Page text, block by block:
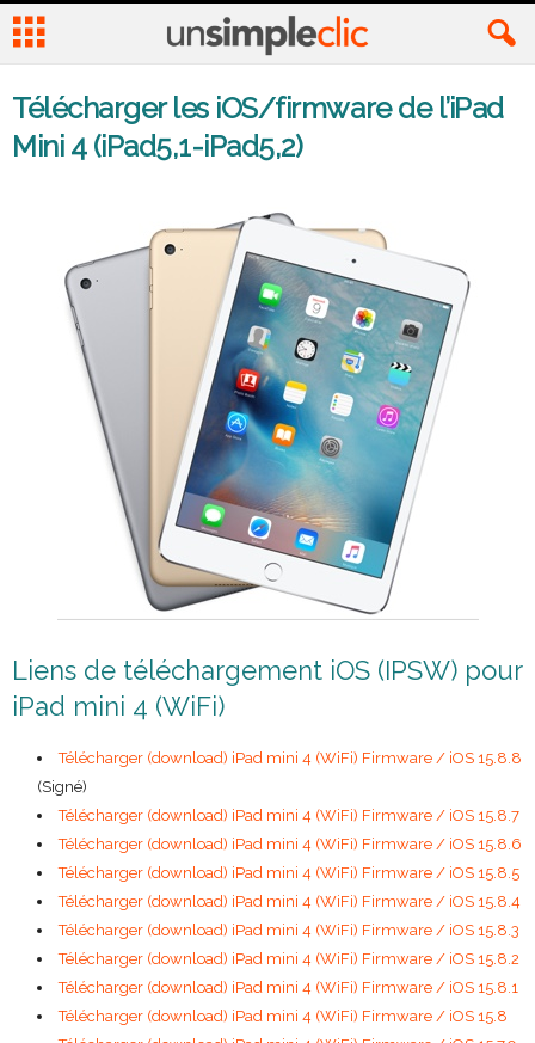
Télécharger les iOS/firmware de l’iPad
Mini 4 (iPad5,1-iPad5,2)
Liens de téléchargement iOS (IPSW) pour
iPad mini 4 (WiFi)
Télécharger (download) iPad mini 4 (WiFi) Firmware / iOS 15.8.8
(Signé)
Télécharger (download) iPad mini 4 (WiFi) Firmware / iOS 15.8.7
Télécharger (download) iPad mini 4 (WiFi) Firmware / iOS 15.8.6
Télécharger (download) iPad mini 4 (WiFi) Firmware / iOS 15.8.5
Télécharger (download) iPad mini 4 (WiFi) Firmware / iOS 15.8.4
Télécharger (download) iPad mini 4 (WiFi) Firmware / iOS 15.8.3
Télécharger (download) iPad mini 4 (WiFi) Firmware / iOS 15.8.2
Télécharger (download) iPad mini 4 (WiFi) Firmware / iOS 15.8.1
Télécharger (download) iPad mini 4 (WiFi) Firmware / iOS 15.8